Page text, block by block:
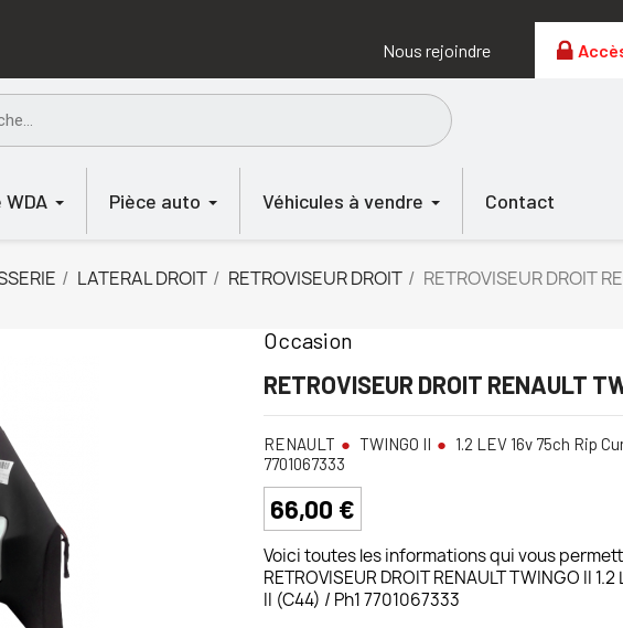
Nous rejoindre
WDA Pièce auto Véhicules à vendre Contact
LATERAL DROIT RETROVISEUR DROIT RETROVISEUR DROIT
Occasion
RETROVISEUR DROIT RENAULT
RENAULT TWINGO II
1.2 LEV 16v 75ch Rip
7701067333
66,00 €
Voici toutes les informations qui vous
RETROVISEUR DROIT RENAULT TWINGO II
II (C44) / Ph1 7701067333